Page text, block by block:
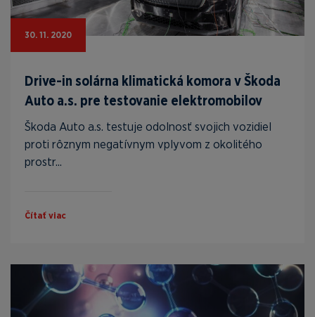
30. 11. 2020
Drive-in solárna klimatická komora v Škoda
Auto a.s. pre testovanie elektromobilov
Škoda Auto a.s. testuje odolnosť svojich vozidiel
proti rôznym negatívnym vplyvom z okolitého
prostr...
Čítať viac